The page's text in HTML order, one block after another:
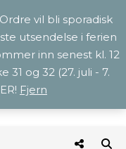
vil bli sporadisk
utsendelse i ferien
inn senest kl. 12
og 32 (27. juli - 7.
Fjern